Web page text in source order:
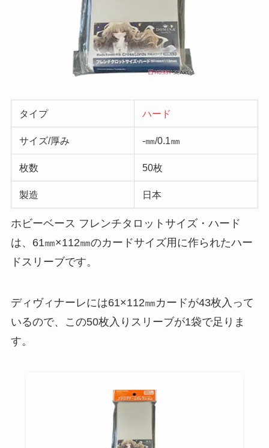
タイプ ハード
サイズ/厚み -㎜/0.1㎜
枚数 50枚
製造 日本
ホビーベース フレンチタロットサイズ・ハード
は、61㎜×112㎜のカードサイズ用に作られたハー
ドスリーブです。
ディヴィナーレには61×112㎜カードが43枚入って
いるので、この50枚入りスリーブが1袋で足りま
す。